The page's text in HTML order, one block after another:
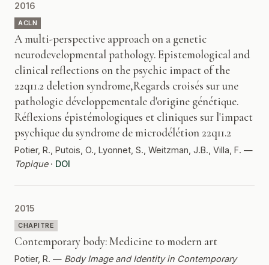
2016
ACLN
A multi-perspective approach on a genetic
neurodevelopmental pathology. Epistemological and
clinical reflections on the psychic impact of the
22q11.2 deletion syndrome,Regards croisés sur une
pathologie développementale d'origine génétique.
Réflexions épistémologiques et cliniques sur l'impact
psychique du syndrome de microdélétion 22q11.2
Potier, R., Putois, O., Lyonnet, S., Weitzman, J.B., Villa, F. —
Topique· DOI
2015
CHAPITRE
Contemporary body: Medicine to modern art
Potier, R. — Body Image and Identity in Contemporary